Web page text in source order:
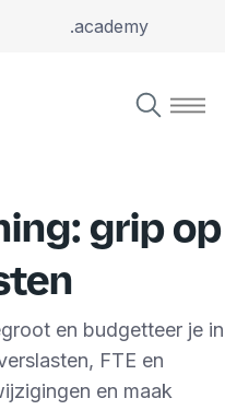
.academy
grip op
en budgetteer je in
FTE en
en maak